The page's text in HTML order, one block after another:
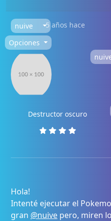
nuive
5 años hace
Opciones
Destructor oscuro
Hola!
Intenté ejecutar el
gran @nuive pero, miren